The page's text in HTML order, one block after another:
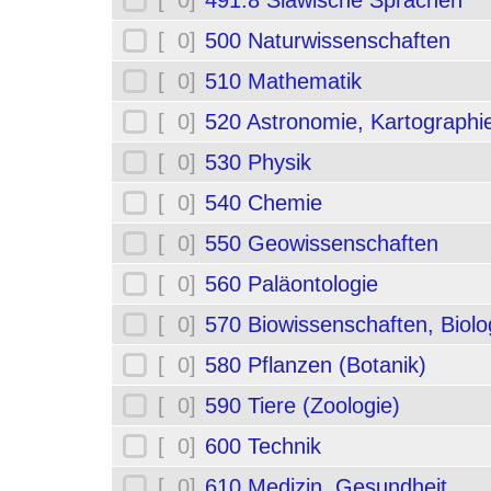
[ 0] 500 Naturwissenschaften
[ 0] 510 Mathematik
[ 0] 520 Astronomie,
[ 0] 530 Physik
[ 0] 540 Chemie
[ 0] 550 Geowissenschaften
[ 0] 560 Paläontologie
[ 0] 570 Biowissenschaften,
[ 0] 580 Pflanzen (Botanik)
[ 0] 590 Tiere (Zoologie)
[ 0] 600 Technik